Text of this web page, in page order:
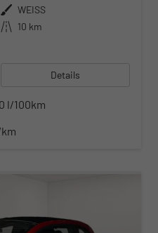
Außenfarbe WEISS
Kilometerstand 10 km
Details
l/100km